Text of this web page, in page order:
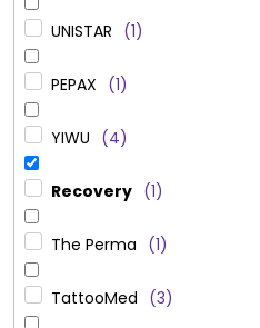
UNISTAR 1
PEPAX 1
YIWU 4
Recovery 1
The Perma 1
TattooMed 3